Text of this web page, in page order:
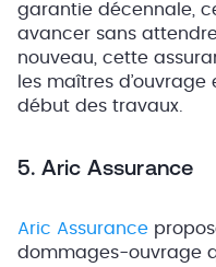
garantie décennale,
avancer sans
nouveau, cette
les maîtres
début des travaux.
5. Aric Assurance
Aric Assurance
dommages-ouvrage